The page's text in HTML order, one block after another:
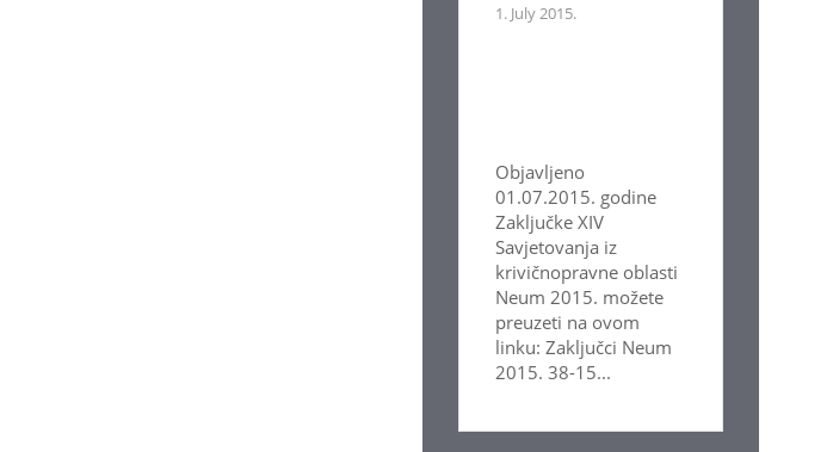
1. July 2015.
Objavljeno
01.07.2015. godine
Zaključke XIV
Savjetovanja iz
krivičnopravne oblasti
Neum 2015. možete
preuzeti na ovom
linku: Zaključci Neum
2015. 38-15...